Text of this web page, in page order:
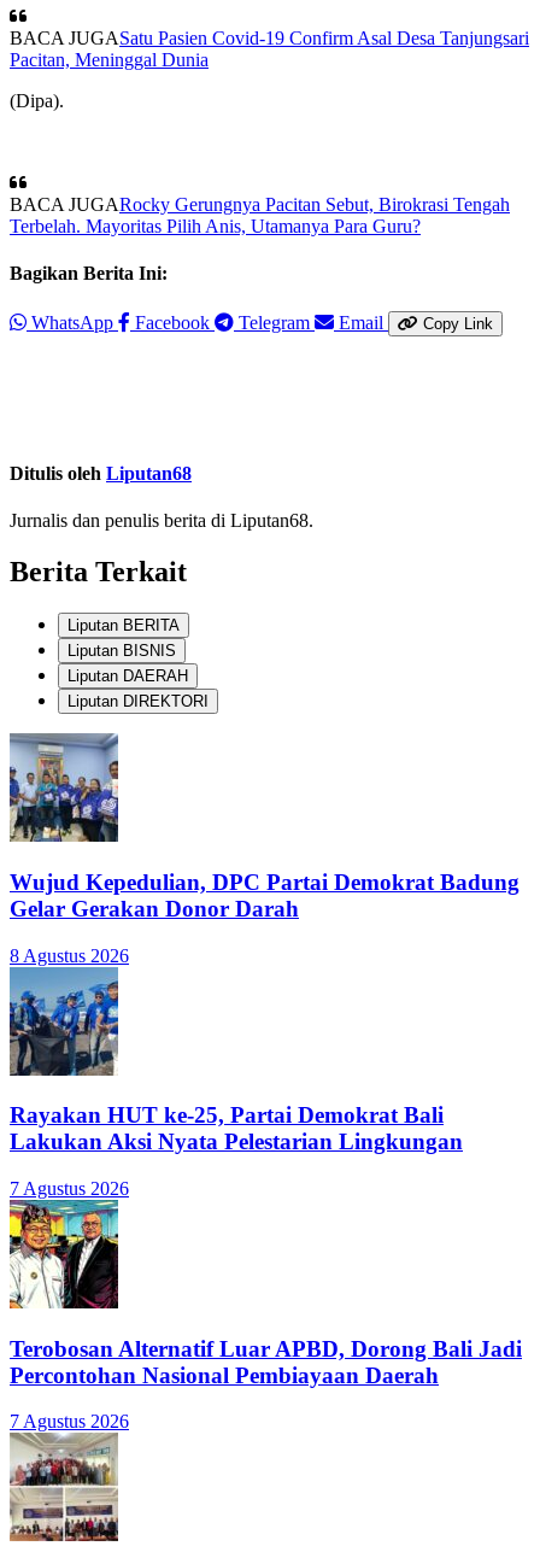
BACA JUGASatu Pasien Covid-19 Confirm Asal Desa Tanjungsari
Pacitan, Meninggal Dunia
(Dipa).
BACA JUGARocky Gerungnya Pacitan Sebut, Birokrasi Tengah
Terbelah. Mayoritas Pilih Anis, Utamanya Para Guru?
Bagikan Berita Ini:
WhatsApp Facebook Telegram Email Copy Link
Ditulis oleh Liputan68
Jurnalis dan penulis berita di Liputan68.
Berita Terkait
Liputan BERITA
Liputan BISNIS
Liputan DAERAH
Liputan DIREKTORI
Wujud Kepedulian, DPC Partai Demokrat Badung
Gelar Gerakan Donor Darah
8 Agustus 2026
Rayakan HUT ke-25, Partai Demokrat Bali
Lakukan Aksi Nyata Pelestarian Lingkungan
7 Agustus 2026
Terobosan Alternatif Luar APBD, Dorong Bali Jadi
Percontohan Nasional Pembiayaan Daerah
7 Agustus 2026